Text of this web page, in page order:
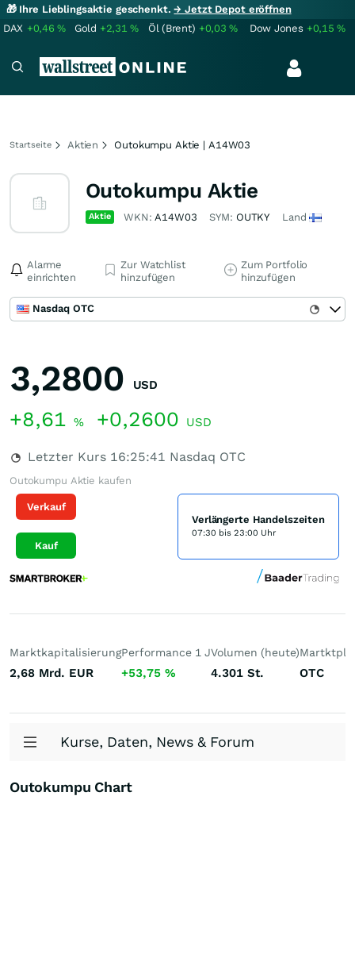
🎁 Ihre Lieblingsaktie geschenkt.→ Jetzt Depot eröffnen
DAX +0,46% Gold +2,31% Öl (Brent) +0,03% Dow Jones +0,15%
Startseite Aktien Outokumpu Aktie | A14W03
Outokumpu Aktie
Aktie WKN:A14W03 SYM: OUTKY Land
Alarme
einrichten
Zur Watchlist
hinzufügen
Zum Portfolio
hinzufügen
Nasdaq OTC
3,2800 USD
+8,61 % +0,2600 USD
Letzter Kurs 16:25:41 Nasdaq OTC
Outokumpu Aktie kaufen
Verkauf
Kauf
Verlängerte Handelszeiten
07:30 bis 23:00 Uhr
Marktkapitalisierung
2,68 Mrd. EUR
Performance 1 J
+53,75 %
Volumen (heute)
4.301 St. OTC
Kurse, Daten, News & Forum
Outokumpu Chart